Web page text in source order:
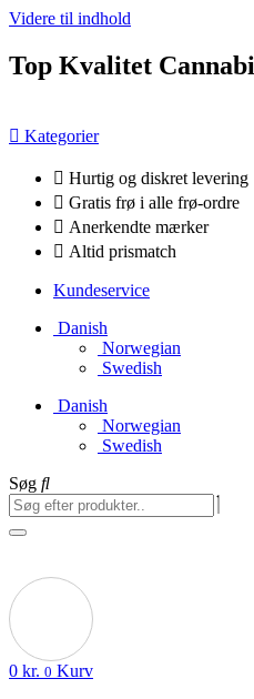
Videre til indhold
Top Kvalitet
Kategorier
Hurtig og diskret levering
Gratis frø i alle frø-ordre
Anerkendte mærker
Altid prismatch
Kundeservice
Danish
Norwegian
Swedish
Danish
Norwegian
Swedish
Søg
0 kr. 0 Kurv